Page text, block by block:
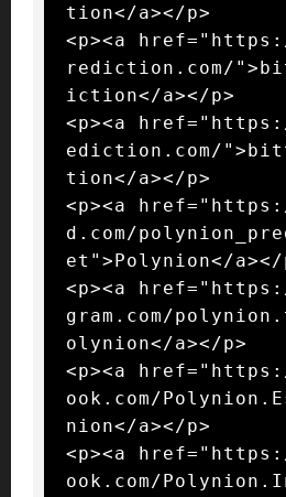
tion</a></p>
<p><a
rediction.com/
iction</a></p>
<p><a
ediction.com/
tion</a></p>
<p><a
d.com/
et">Polynion</a></
<p><a
gram.com/
olynion</a></p>
<p><a
ook.com/
nion</a></p>
<p><a
ook.com/